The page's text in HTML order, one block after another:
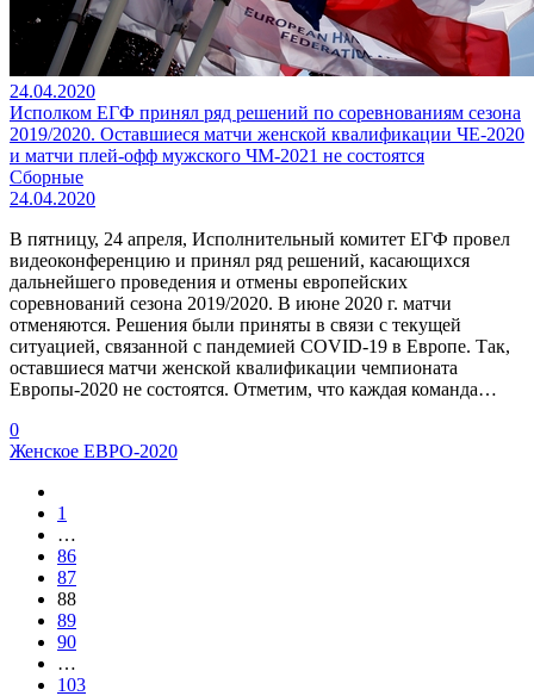
24.04.2020
Исполком ЕГФ принял ряд решений по соревнованиям сезона
2019/2020. Оставшиеся матчи женской квалификации ЧЕ-2020
и матчи плей-офф мужского ЧМ-2021 не состоятся
Сборные
24.04.2020
В пятницу, 24 апреля, Исполнительный комитет ЕГФ провел
видеоконференцию и принял ряд решений, касающихся
дальнейшего проведения и отмены европейских
соревнований сезона 2019/2020. В июне 2020 г. матчи
отменяются. Решения были приняты в связи с текущей
ситуацией, связанной с пандемией COVID-19 в Европе. Так,
оставшиеся матчи женской квалификации чемпионата
Европы-2020 не состоятся. Отметим, что каждая команда…
0
Женское ЕВРО-2020
1
…
86
87
88
89
90
…
103